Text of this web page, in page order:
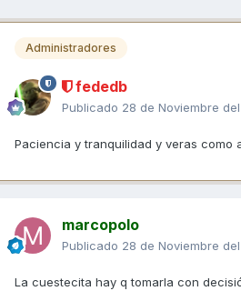
Administradores
fededb
Publicado 28 de Noviembre del
Paciencia y tranquilidad y veras como
marcopolo
Publicado 28 de Noviembre del
La cuestecita hay q tomarla con